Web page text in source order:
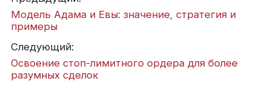
Модель Адама и Евы: значение, стратегия и
примеры
Следующий:
Освоение стоп-лимитного ордера для более
разумных сделок